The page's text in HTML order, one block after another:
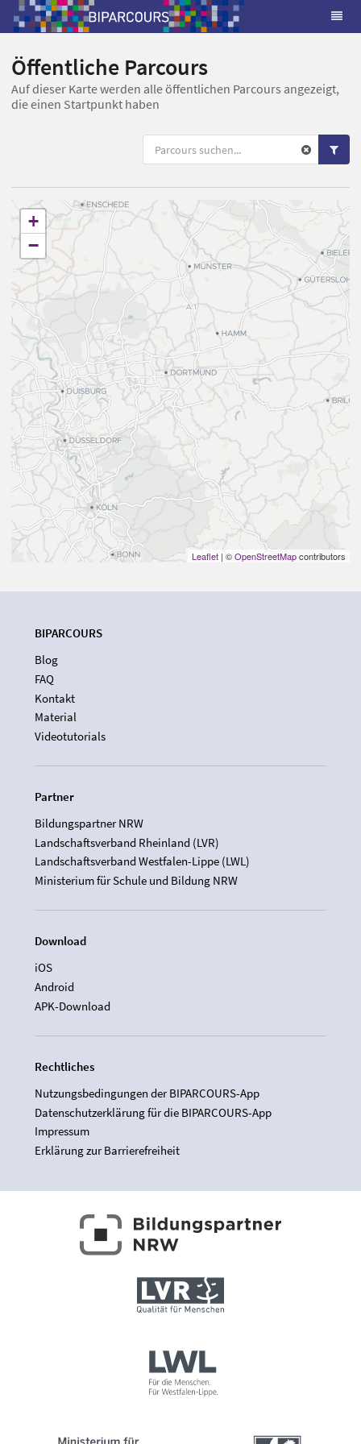
Öffentliche Parcours
Auf dieser Karte werden alle öffentlichen Parcours angezeigt,
die einen Startpunkt haben
+
−
Leaflet | ©OpenStreetMapcontributors
BIPARCOURS
Blog
FAQ
Kontakt
Material
Videotutorials
Partner
Bildungspartner NRW
Landschaftsverband Rheinland (LVR)
Landschaftsverband Westfalen-Lippe (LWL)
Ministerium für Schule und Bildung NRW
Download
iOS
Android
APK-Download
Rechtliches
Nutzungsbedingungen der BIPARCOURS-App
Datenschutzerklärung für die BIPARCOURS-App
Impressum
Erklärung zur Barrierefreiheit